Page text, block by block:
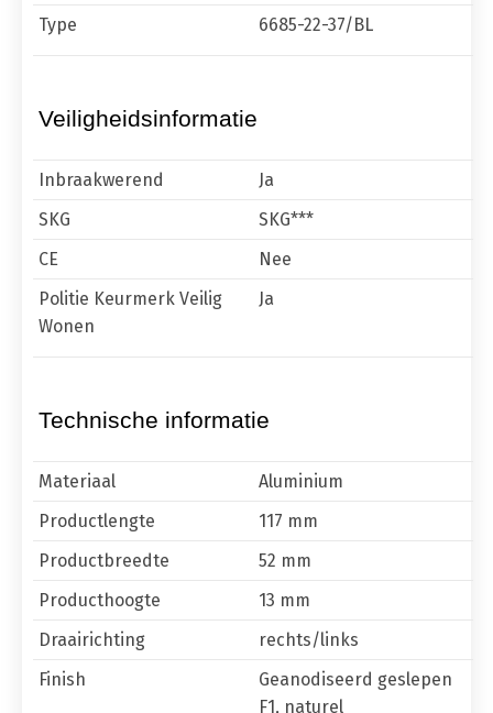
Type 6685-22-37/BL
Veiligheidsinformatie
Inbraakwerend
Ja
SKG
SKG***
CE
Nee
Politie Keurmerk Veilig
Wonen
Ja
Technische informatie
Materiaal
Aluminium
Productlengte
117 mm
Productbreedte
52 mm
Producthoogte
13 mm
Draairichting
rechts/links
Finish
Geanodiseerd geslepen
F1, naturel